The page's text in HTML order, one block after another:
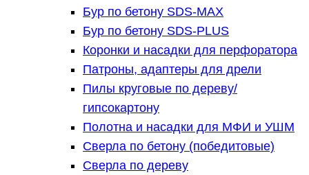
Бур по бетону SDS-MAX
Бур по бетону SDS-PLUS
Коронки и насадки для перфоратора
Патроны, адаптеры для дрели
Пилы круговые по дереву/
гипсокартону
Полотна и насадки для МФИ и УШМ
Сверла по бетону (победитовые)
Сверла по дереву